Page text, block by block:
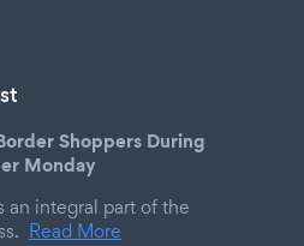
Shoppers During
Monday
an integral part of the
Read More